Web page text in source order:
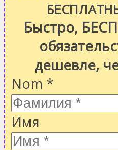
Быстро,
дешевле,
Nom *
Имя